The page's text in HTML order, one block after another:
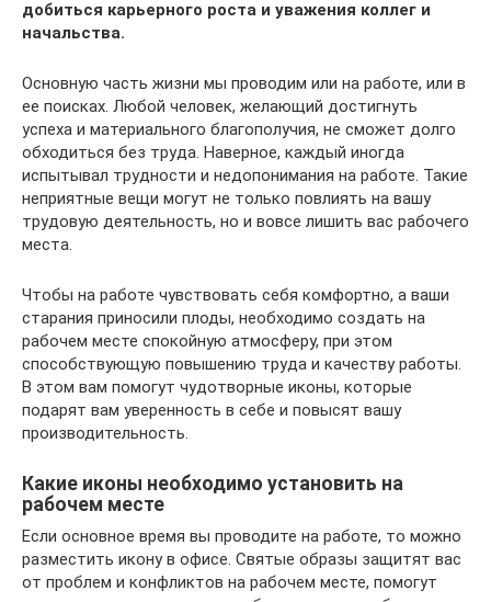
добиться карьерного роста и уважения коллег и
начальства.
Основную часть жизни мы проводим или на работе, или в
ее поисках. Любой человек, желающий достигнуть
успеха и материального благополучия, не сможет долго
обходиться без труда. Наверное, каждый иногда
испытывал трудности и недопонимания на работе. Такие
неприятные вещи могут не только повлиять на вашу
трудовую деятельность, но и вовсе лишить вас рабочего
места.
Чтобы на работе чувствовать себя комфортно, а ваши
старания приносили плоды, необходимо создать на
рабочем месте спокойную атмосферу, при этом
способствующую повышению труда и качеству работы.
В этом вам помогут чудотворные иконы, которые
подарят вам уверенность в себе и повысят вашу
производительность.
Какие иконы необходимо установить на
рабочем месте
Если основное время вы проводите на работе, то можно
разместить икону в офисе. Святые образы защитят вас
от проблем и конфликтов на рабочем месте, помогут